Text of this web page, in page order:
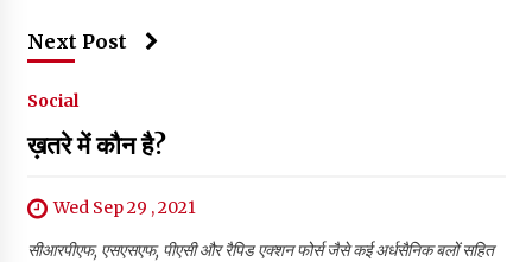
Next Post
Social
ख़तरे में कौन है?
Wed Sep 29 , 2021
सीआरपीएफ, एसएसएफ, पीएसी और रैपिड एक्शन फोर्स जैसे कई अर्धसैनिक बलों सहित